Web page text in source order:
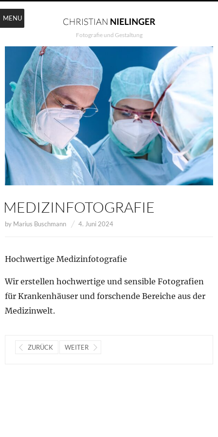
Fotografie und Gestaltung
MEDIZINFOTOGRAFIE
by Marius Buschmann 4. Juni 2024
Hochwertige Medizinfotografie
Wir erstellen hochwertige und sensible Fotografien
für Krankenhäuser und forschende Bereiche aus der
Medizinwelt.
ZURÜCK WEITER
MENU